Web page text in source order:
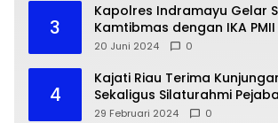
3
Kapolres Indramayu Gelar
Kamtibmas dengan IKA PMII
20 Juni 2024 0
4
Kajati Riau Terima
Sekaligus Silaturahmi
Bank Indonesia Provinsi Riau
29 Februari 2024 0